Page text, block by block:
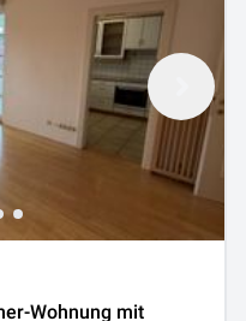
Wohnung mit